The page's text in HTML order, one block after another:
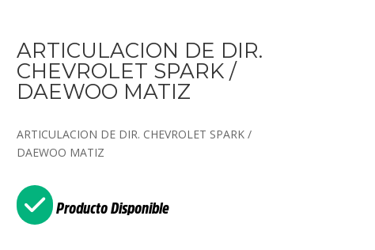
ARTICULACION DE DIR.
CHEVROLET SPARK /
DAEWOO MATIZ
ARTICULACION DE DIR. CHEVROLET SPARK /
DAEWOO MATIZ
Producto Disponible